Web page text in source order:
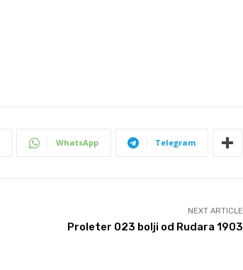
WhatsApp Telegram
NEXT ARTICLE
Proleter 023 bolji od Rudara 1903